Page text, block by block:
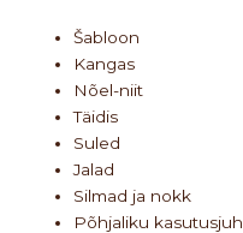
Šabloon
Kangas
Nõel-niit
Täidis
Suled
Jalad
Silmad ja nokk
Põhjaliku